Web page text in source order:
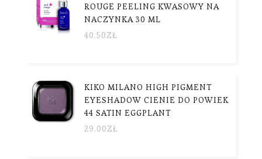
ROUGE PEELING KWASOWY NA
NACZYNKA 30 ML
40.50ZŁ
KIKO MILANO HIGH PIGMENT
EYESHADOW CIENIE DO POWIEK
44 SATIN EGGPLANT
29.00ZŁ